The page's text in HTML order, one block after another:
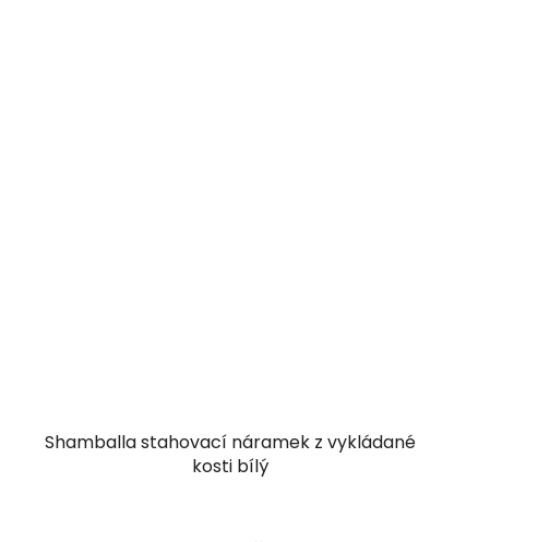
Shamballa stahovací náramek z vykládané
kosti bílý